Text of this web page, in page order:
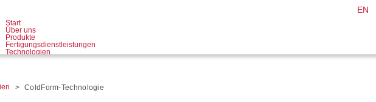
EN
Start
Über uns
Produkte
Fertigungsdienstleistungen
Technologien
Märkte
KontaktColdForm-Technologie